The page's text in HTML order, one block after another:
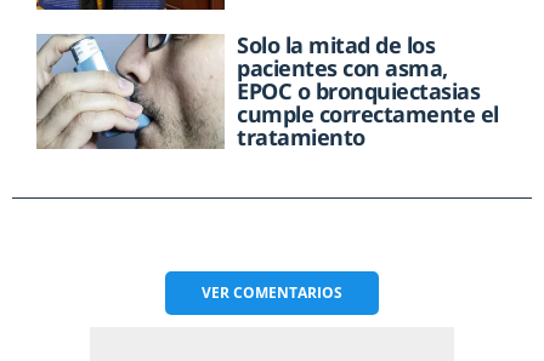
Solo la mitad de los
pacientes con asma,
EPOC o bronquiectasias
cumple correctamente el
tratamiento
VERCOMENTARIOS